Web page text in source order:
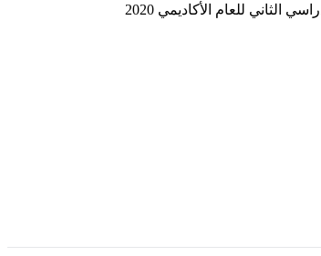
للعام الأكاديمي 2020